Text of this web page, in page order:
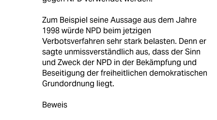
Zum Beispiel seine Aussage aus dem Jahre
1998 würde NPD beim jetzigen
Verbotsverfahren sehr stark belasten. Denn er
sagte unmissverständlich aus, dass der Sinn
und Zweck der NPD in der Bekämpfung und
Beseitigung der freiheitlichen demokratischen
Grundordnung liegt.
Beweis